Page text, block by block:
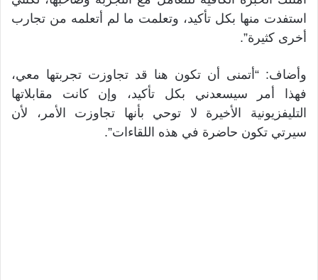
استفدت منها بكل تأكيد، وتعلمت ما لم أتعلمه من تجارب
أخرى كثيرة”.
وأضاف: “أتمنى أن تكون هنا قد تجاوزت تجربتها معي،
فهذا أمر سيسعدني بكل تأكيد، وإن كانت مقابلاتها
التليفزيونية الأخيرة لا توحي بأنها تجاوزت الأمر، لأن
سيرتي تكون حاضرة في هذه اللقاءات”.